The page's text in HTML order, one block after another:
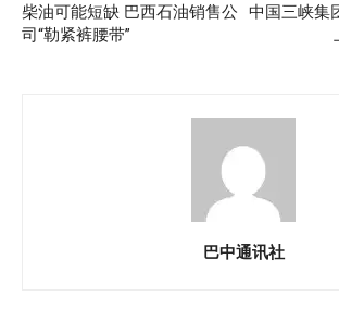
柴油可能短缺 巴西石油销售公
司“勒紧裤腰带”
中国三峡集
巴中通讯社